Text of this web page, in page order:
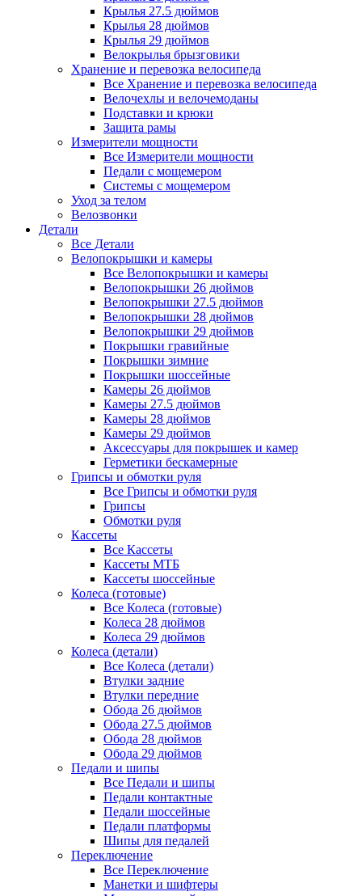
Крылья 27.5 дюймов
Крылья 28 дюймов
Крылья 29 дюймов
Велокрылья брызговики
Хранение и перевозка велосипеда
Все Хранение и перевозка велосипеда
Велочехлы и велочемоданы
Подставки и крюки
Защита рамы
Измерители мощности
Все Измерители мощности
Педали с мощемером
Системы с мощемером
Уход за телом
Велозвонки
Детали
Все Детали
Велопокрышки и камеры
Все Велопокрышки и камеры
Велопокрышки 26 дюймов
Велопокрышки 27.5 дюймов
Велопокрышки 28 дюймов
Велопокрышки 29 дюймов
Покрышки гравийные
Покрышки зимние
Покрышки шоссейные
Камеры 26 дюймов
Камеры 27.5 дюймов
Камеры 28 дюймов
Камеры 29 дюймов
Аксессуары для покрышек и камер
Герметики бескамерные
Грипсы и обмотки руля
Все Грипсы и обмотки руля
Грипсы
Обмотки руля
Кассеты
Все Кассеты
Кассеты МТБ
Кассеты шоссейные
Колеса (готовые)
Все Колеса (готовые)
Колеса 28 дюймов
Колеса 29 дюймов
Колеса (детали)
Все Колеса (детали)
Втулки задние
Втулки передние
Обода 26 дюймов
Обода 27.5 дюймов
Обода 28 дюймов
Обода 29 дюймов
Педали и шипы
Все Педали и шипы
Педали контактные
Педали шоссейные
Педали платформы
Шипы для педалей
Переключение
Все Переключение
Манетки и шифтеры